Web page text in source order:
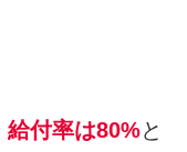
給付率は80%と